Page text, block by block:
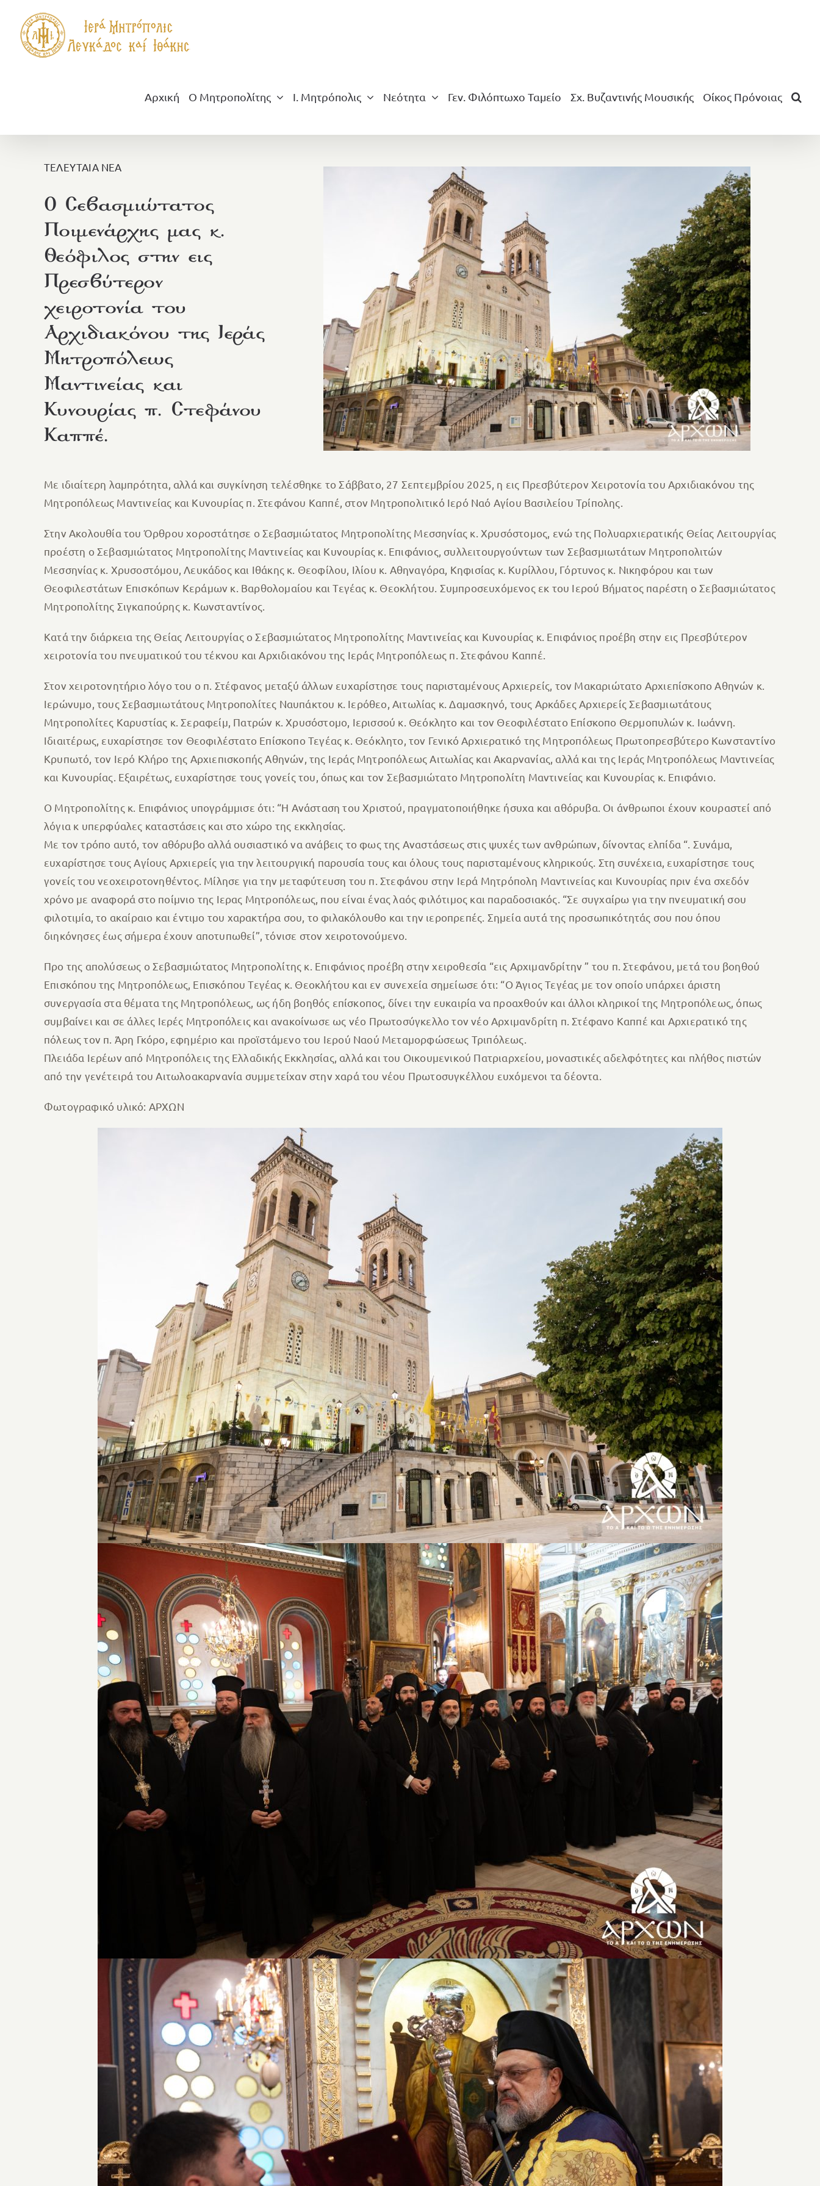
περιεχόμενο
Αρχική Ο Μητροπολίτης Ι. Μητρόπολις Νεότητα Γεν. Φιλόπτωχο Ταμείο Σχ. Βυζαντινής Μουσικής Οίκος Πρόνοιας
ΤΕΛΕΥΤΑΙΑ ΝΕΑ
Ο Σεβασμιώτατος
Ποιμενάρχης μας κ.
Θεόφιλος στην εις
Πρεσβύτερον
χειροτονία του
Αρχιδιακόνου της Ιεράς
Μητροπόλεως
Μαντινείας και
Κυνουρίας π. Στεφάνου
Καππέ.
Με ιδιαίτερη λαμπρότητα, αλλά και συγκίνηση τελέσθηκε το Σάββατο, 27 Σεπτεμβρίου 2025, η εις Πρεσβύτερον Χειροτονία του Αρχιδιακόνου της
Μητροπόλεως Μαντινείας και Κυνουρίας π. Στεφάνου Καππέ, στον Μητροπολιτικό Ιερό Ναό Αγίου Βασιλείου Τρίπολης.
Στην Ακολουθία του Όρθρου χοροστάτησε ο Σεβασμιώτατος Μητροπολίτης Μεσσηνίας κ. Χρυσόστομος, ενώ της Πολυαρχιερατικής Θείας Λειτουργίας
προέστη ο Σεβασμιώτατος Μητροπολίτης Μαντινείας και Κυνουρίας κ. Επιφάνιος, συλλειτουργούντων των Σεβασμιωτάτων Μητροπολιτών
Μεσσηνίας κ. Χρυσοστόμου, Λευκάδος και Ιθάκης κ. Θεοφίλου, Ιλίου κ. Αθηναγόρα, Κηφισίας κ. Κυρίλλου, Γόρτυνος κ. Νικηφόρου και των
Θεοφιλεστάτων Επισκόπων Κεράμων κ. Βαρθολομαίου και Τεγέας κ. Θεοκλήτου. Συμπροσευχόμενος εκ του Ιερού Βήματος παρέστη ο Σεβασμιώτατος
Μητροπολίτης Σιγκαπούρης κ. Κωνσταντίνος.
Κατά την διάρκεια της Θείας Λειτουργίας ο Σεβασμιώτατος Μητροπολίτης Μαντινείας και Κυνουρίας κ. Επιφάνιος προέβη στην εις Πρεσβύτερον
χειροτονία του πνευματικού του τέκνου και Αρχιδιακόνου της Ιεράς Μητροπόλεως π. Στεφάνου Καππέ.
Στον χειροτονητήριο λόγο του ο π. Στέφανος μεταξύ άλλων ευχαρίστησε τους παρισταμένους Αρχιερείς, τον Μακαριώτατο Αρχιεπίσκοπο Αθηνών κ.
Ιερώνυμο, τους Σεβασμιωτάτους Μητροπολίτες Ναυπάκτου κ. Ιερόθεο, Αιτωλίας κ. Δαμασκηνό, τους Αρκάδες Αρχιερείς Σεβασμιωτάτους
Μητροπολίτες Καρυστίας κ. Σεραφείμ, Πατρών κ. Χρυσόστομο, Ιερισσού κ. Θεόκλητο και τον Θεοφιλέστατο Επίσκοπο Θερμοπυλών κ. Ιωάννη.
Ιδιαιτέρως, ευχαρίστησε τον Θεοφιλέστατο Επίσκοπο Τεγέας κ. Θεόκλητο, τον Γενικό Αρχιερατικό της Μητροπόλεως Πρωτοπρεσβύτερο Κωνσταντίνο
Κρυπωτό, τον Ιερό Κλήρο της Αρχιεπισκοπής Αθηνών, της Ιεράς Μητροπόλεως Αιτωλίας και Ακαρνανίας, αλλά και της Ιεράς Μητροπόλεως Μαντινείας
και Κυνουρίας. Εξαιρέτως, ευχαρίστησε τους γονείς του, όπως και τον Σεβασμιώτατο Μητροπολίτη Μαντινείας και Κυνουρίας κ. Επιφάνιο.
Ο Μητροπολίτης κ. Επιφάνιος υπογράμμισε ότι: “Η Ανάσταση του Χριστού, πραγματοποιήθηκε ήσυχα και αθόρυβα. Οι άνθρωποι έχουν κουραστεί από
λόγια κ υπερφύαλες καταστάσεις και στο χώρο της εκκλησίας.
Με τον τρόπο αυτό, τον αθόρυβο αλλά ουσιαστικό να ανάβεις το φως της Αναστάσεως στις ψυχές των ανθρώπων, δίνοντας ελπίδα “. Συνάμα,
ευχαρίστησε τους Αγίους Αρχιερείς για την λειτουργική παρουσία τους και όλους τους παρισταμένους κληρικούς. Στη συνέχεια, ευχαρίστησε τους
γονείς του νεοχειροτονηθέντος. Μίλησε για την μεταφύτευση του π. Στεφάνου στην Ιερά Μητρόπολη Μαντινείας και Κυνουρίας πριν ένα σχεδόν
χρόνο με αναφορά στο ποίμνιο της Ιερας Μητροπόλεως, που είναι ένας λαός φιλότιμος και παραδοσιακός. “Σε συγχαίρω για την πνευματική σου
φιλοτιμία, το ακαίραιο και έντιμο του χαρακτήρα σου, το φιλακόλουθο και την ιεροπρεπές. Σημεία αυτά της προσωπικότητάς σου που όπου
διηκόνησες έως σήμερα έχουν αποτυπωθεί”, τόνισε στον χειροτονούμενο.
Προ της απολύσεως ο Σεβασμιώτατος Μητροπολίτης κ. Επιφάνιος προέβη στην χειροθεσία “εις Αρχιμανδρίτην ” του π. Στεφάνου, μετά του βοηθού
Επισκόπου της Μητροπόλεως, Επισκόπου Τεγέας κ. Θεοκλήτου και εν συνεχεία σημείωσε ότι: “Ο Άγιος Τεγέας με τον οποίο υπάρχει άριστη
συνεργασία στα θέματα της Μητροπόλεως, ως ήδη βοηθός επίσκοπος, δίνει την ευκαιρία να προαχθούν και άλλοι κληρικοί της Μητροπόλεως, όπως
συμβαίνει και σε άλλες Ιερές Μητροπόλεις και ανακοίνωσε ως νέο Πρωτοσύγκελλο τον νέο Αρχιμανδρίτη π. Στέφανο Καππέ και Αρχιερατικό της
πόλεως τον π. Άρη Γκόρο, εφημέριο και προϊστάμενο του Ιερού Ναού Μεταμορφώσεως Τριπόλεως.
Πλειάδα Ιερέων από Μητροπόλεις της Ελλαδικής Εκκλησίας, αλλά και του Οικουμενικού Πατριαρχείου, μοναστικές αδελφότητες και πλήθος πιστών
από την γενέτειρά του Αιτωλοακαρνανία συμμετείχαν στην χαρά του νέου Πρωτοσυγκέλλου ευχόμενοι τα δέοντα.
Φωτογραφικό υλικό: ΑΡΧΩΝ